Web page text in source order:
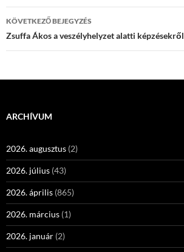
KÖVETKEZŐ BEJEGYZÉS
Zsuffa Ákos a veszélyhelyzet alatti képzésekről
ARCHÍVUM
2026. augusztus (2)
2026. július (43)
2026. április (865)
2026. március (1)
2026. január (2)